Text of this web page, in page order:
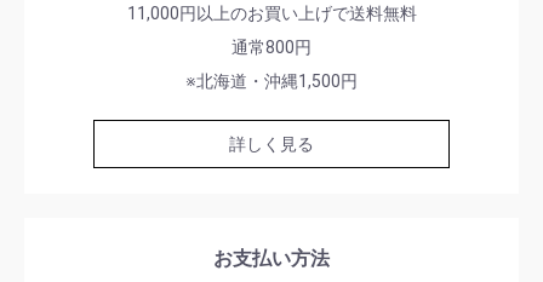
11,000円以上のお買い上げで送料無料
通常800円
※北海道・沖縄1,500円
詳しく見る
お支払い方法